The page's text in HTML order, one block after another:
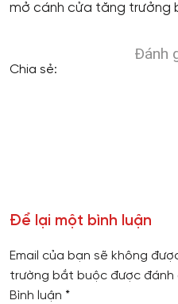
mở cánh cửa tăng trưởng
Đánh
Chia sẻ:
Để lại một bình luận
Email của bạn sẽ không
trường bắt buộc được đánh
Bình luận *